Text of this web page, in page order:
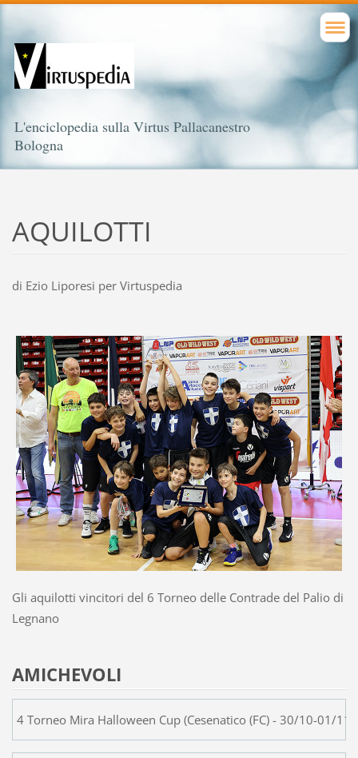
L'enciclopedia sulla Virtus Pallacanestro
Bologna
AQUILOTTI
di Ezio Liporesi per Virtuspedia
Gli aquilotti vincitori del 6 Torneo delle Contrade del Palio di
Legnano
AMICHEVOLI
4 Torneo Mira Halloween Cup (Cesenatico (FC) - 30/10-01/